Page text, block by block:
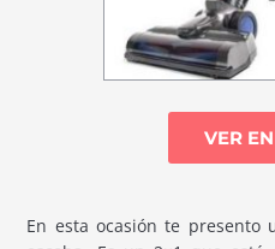
VER
En esta ocasión te